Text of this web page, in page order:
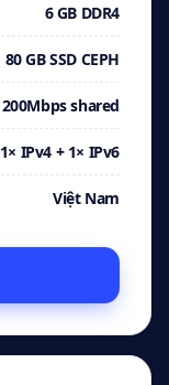
6 GB DDR4
80 GB SSD CEPH
200Mbps shared
1× IPv4 + 1× IPv6
Việt Nam